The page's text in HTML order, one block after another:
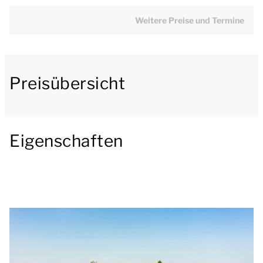
eine Fußbodenheizung. Der Bungalow verfügt über
einem Geschirrspülmaschine ausgestattet.
Badezimmer. Das Schlafzimmer hat 2 einzelne
Boxspringbetten. Das Badezimmer hat eine
Weitere Preise und Termine
Preisübersicht
Eigenschaften